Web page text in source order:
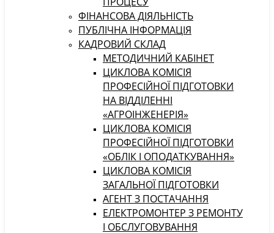
ФІНАНСОВА ДІЯЛЬНІСТЬ
ПУБЛІЧНА ІНФОРМАЦІЯ
КАДРОВИЙ СКЛАД
МЕТОДИЧНИЙ КАБІНЕТ
ЦИКЛОВА КОМІСІЯ
ПРОФЕСІЙНОЇ ПІДГОТОВКИ
НА ВІДДІЛЕННІ
«АГРОІНЖЕНЕРІЯ»
ЦИКЛОВА КОМІСІЯ
ПРОФЕСІЙНОЇ ПІДГОТОВКИ
«ОБЛІК І ОПОДАТКУВАННЯ»
ЦИКЛОВА КОМІСІЯ
ЗАГАЛЬНОЇ ПІДГОТОВКИ
АГЕНТ З ПОСТАЧАННЯ
ЕЛЕКТРОМОНТЕР З РЕМОНТУ
І ОБСЛУГОВУВАННЯ